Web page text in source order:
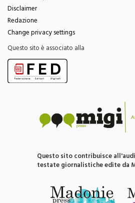
Disclaimer
Redazione
Change privacy settings
Questo sito è associato alla
Questo sito contribuisce
testate giornalistiche edite da